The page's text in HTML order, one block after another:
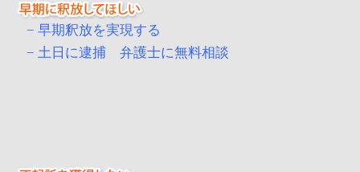
早期釈放を実現する
土日に逮捕 弁護士に無料相談